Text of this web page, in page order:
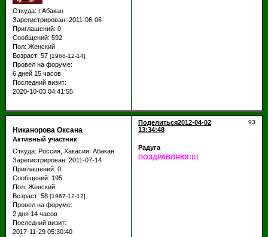
Откуда: г.Абакан
Зарегистрирован: 2011-06-06
Приглашений: 0
Сообщений: 592
Пол: Женский
Возраст: 57 [1968-12-14]
Провел на форуме:
6 дней 15 часов
Последний визит:
2020-10-03 04:41:55
Поделиться 93
2012-04-02
13:34:48
Никанорова Оксана
Активный участник
Откуда: Россия, Хакасия, Абакан
Зарегистрирован: 2011-07-14
Приглашений: 0
Сообщений: 195
Пол: Женский
Возраст: 58 [1967-12-12]
Провел на форуме:
2 дня 14 часов
Последний визит:
2017-11-29 05:30:40
Радуга
ПОЗДРАВЛЯЮ!!!!!